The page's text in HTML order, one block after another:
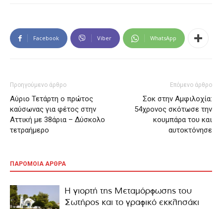
Facebook Viber WhatsApp
Προηγούμενο άρθρο
Αύριο Τετάρτη ο πρώτος
καύσωνας για φέτος στην
Αττική με 38άρια – Δύσκολο
τετραήμερο
Επόμενο άρθρο
Σοκ στην Αμφιλοχία:
54χρονος σκότωσε την
κουμπάρα του και
αυτοκτόνησε
ΠΑΡΟΜΟΙΑ ΑΡΘΡΑ
Η γιορτή της Μεταμόρφωσης του
Σωτήρος και το γραφικό εκκλησάκι